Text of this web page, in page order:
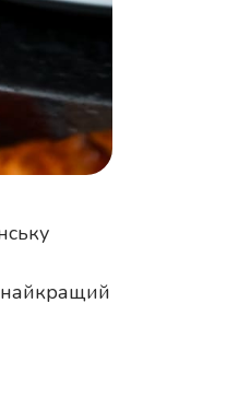
найкращий